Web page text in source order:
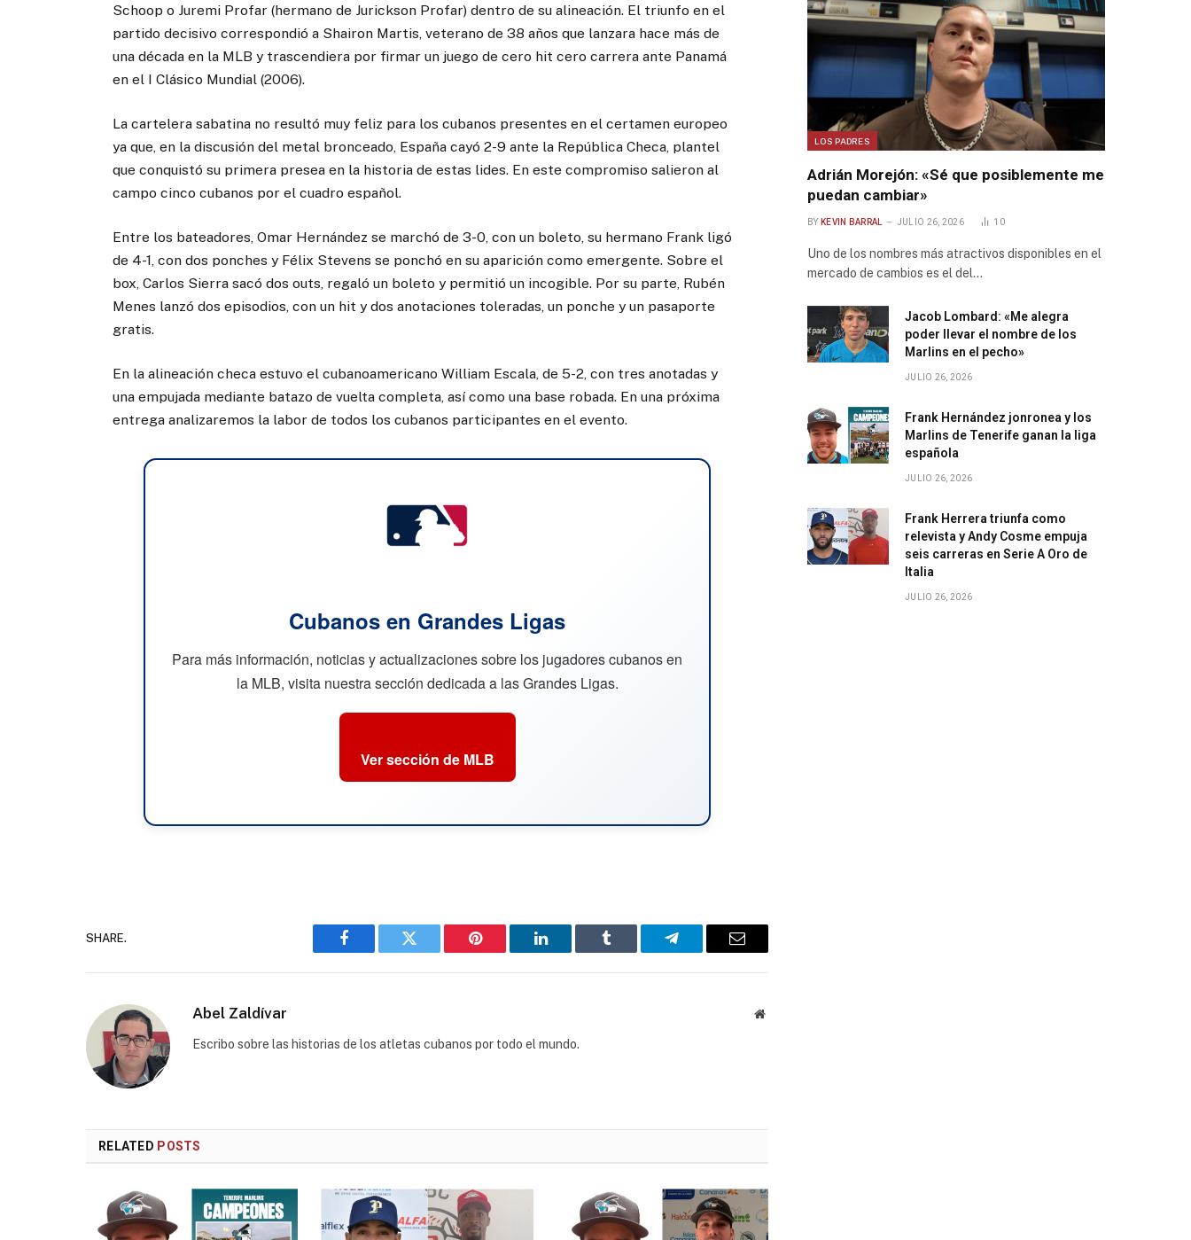
Schoop o Juremi Profar (hermano de Jurickson Profar) dentro de su alineación. El triunfo en el
partido decisivo correspondió a Shairon Martis, veterano de 38 años que lanzara hace más de
una década en la MLB y trascendiera por firmar un juego de cero hit cero carrera ante Panamá
en el I Clásico Mundial (2006).
La cartelera sabatina no resultó muy feliz para los cubanos presentes en el certamen europeo
ya que, en la discusión del metal bronceado, España cayó 2-9 ante la República Checa, plantel
que conquistó su primera presea en la historia de estas lides. En este compromiso salieron al
campo cinco cubanos por el cuadro español.
Entre los bateadores, Omar Hernández se marchó de 3-0, con un boleto, su hermano Frank ligó
de 4-1, con dos ponches y Félix Stevens se ponchó en su aparición como emergente. Sobre el
box, Carlos Sierra sacó dos outs, regaló un boleto y permitió un incogible. Por su parte, Rubén
Menes lanzó dos episodios, con un hit y dos anotaciones toleradas, un ponche y un pasaporte
gratis.
En la alineación checa estuvo el cubanoamericano William Escala, de 5-2, con tres anotadas y
una empujada mediante batazo de vuelta completa, así como una base robada. En una próxima
entrega analizaremos la labor de todos los cubanos participantes en el evento.
Cubanos en Grandes Ligas
Para más información, noticias y actualizaciones sobre los jugadores cubanos en
la MLB, visita nuestra sección dedicada a las Grandes Ligas.
Ver sección de MLB
SHARE.
Facebook Twitter Pinterest LinkedIn Tumblr Telegram Email
Abel Zaldívar Website
Escribo sobre las historias de los atletas cubanos por todo el mundo.
RELATED POSTS
LOS PADRES
Adrián Morejón: «Sé que posiblemente me
puedan cambiar»
BY KEVIN BARRAL JULIO 26, 2026 10
Uno de los nombres más atractivos disponibles en el
mercado de cambios es el del…
Jacob Lombard: «Me alegra
poder llevar el nombre de los
Marlins en el pecho»
JULIO 26, 2026
Frank Hernández jonronea y los
Marlins de Tenerife ganan la liga
española
JULIO 26, 2026
Frank Herrera triunfa como
relevista y Andy Cosme empuja
seis carreras en Serie A Oro de
Italia
JULIO 26, 2026